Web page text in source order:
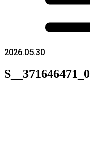
2026.05.30
S__371646471_0